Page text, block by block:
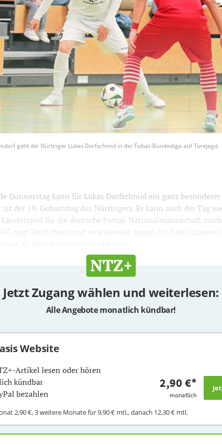
geht der Nürtinger Lukas Dorfschmid in der Futsal-Bundesliga auf Torejagd.
Donnerstag kann für Lukas Dorfschmid ein ganz
ist der 19. Geburtstag des Nürtingers. Es kann auch der Tag
für die deutsche Futsal-Nationalmannschaft
sagt Dorfschmid mit strahlenden Augen. Und die Chancen
Jetzt Zugang wählen und weiterlesen:
Alle Angebote monatlich kündbar!
Website
Artikel lesen oder hören
kündbar
bezahlen
2,90 €*
monatlich
2,90 €, 3 weitere Monate für9,90 €mtl., danach 12,30 €mtl.